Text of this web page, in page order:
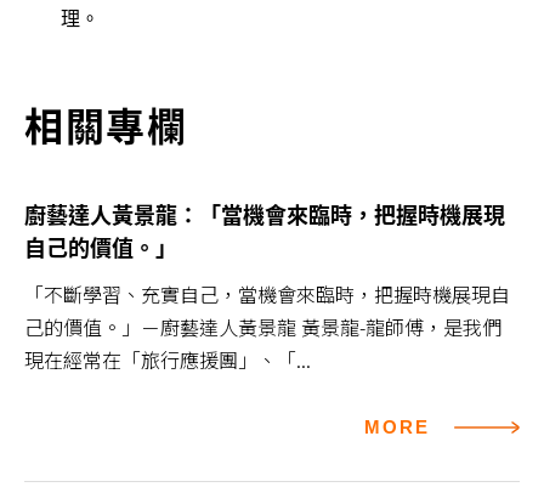
理。
相關專欄
廚藝達人黃景龍：「當機會來臨時，把握時機展現
自己的價值。」
「不斷學習、充實自己，當機會來臨時，把握時機展現自
己的價值。」－廚藝達人黃景龍 黃景龍-龍師傅，是我們
現在經常在「旅行應援團」、「...
MORE